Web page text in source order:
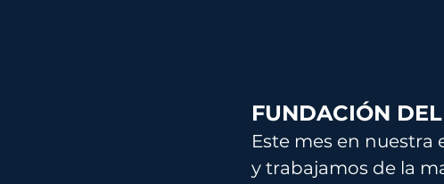
FUNDACIÓN
Este mes en
y trabajamos de la